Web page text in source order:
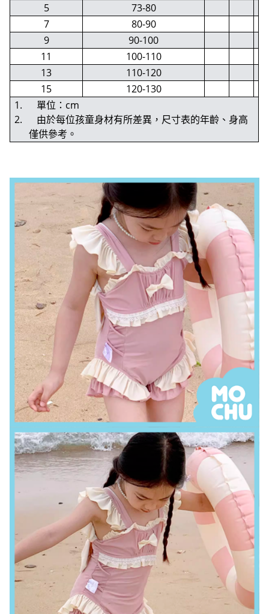
5
73-80
7
80-90
9
90-100
11
100-110
13
110-120
15
120-130
1. 單位：cm
2. 由於每位孩童身材有所差異，尺寸表的年齡、身高
僅供參考。